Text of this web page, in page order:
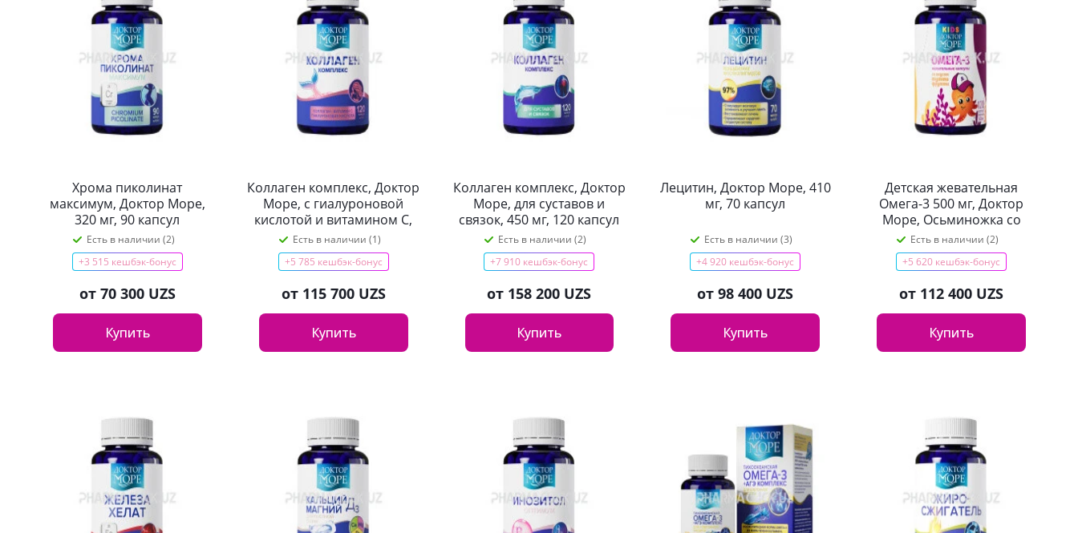
Хрома пиколинат
максимум, Доктор Море,
320 мг, 90 капсул
Есть в наличии (2)
+3 515 кешбэк-бонус
от 70 300 UZS
Купить
Коллаген комплекс, Доктор
Море, с гиалуроновой
кислотой и витамином С,
500 мг, 120 капсул
Есть в наличии (1)
+5 785 кешбэк-бонус
от 115 700 UZS
Купить
Коллаген комплекс, Доктор
Море, для суставов и
связок, 450 мг, 120 капсул
Есть в наличии (2)
+7 910 кешбэк-бонус
от 158 200 UZS
Купить
Лецитин, Доктор Море, 410
мг, 70 капсул
Есть в наличии (3)
+4 920 кешбэк-бонус
от98 400 UZS
Купить
Детская жевательная
Омега-3 500 мг, Доктор
Море, Осьминожка со
вкусом тутти-фрутти, 120
капсул
Есть в наличии (2)
+5 620 кешбэк-бонус
от 112 400 UZS
Купить